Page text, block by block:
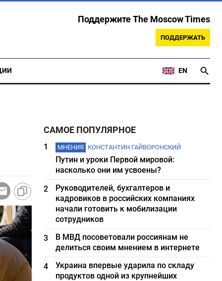
Поддержите The Moscow Times
ПОДДЕРЖАТЬ
EN
САМОЕ ПОПУЛЯРНОЕ
1 МНЕНИЯ КОНСТАНТИН ГАЙВОРОНСКИЙ
Путин и уроки Первой мировой:
насколько они им усвоены?
2
Руководителей, бухгалтеров и
кадровиков в российских компаниях
начали готовить к мобилизации
сотрудников
3
В МВД посоветовали россиянам не
делиться своим мнением в интернете
4
Украина впервые ударила по складу
продуктов одной из крупнейших